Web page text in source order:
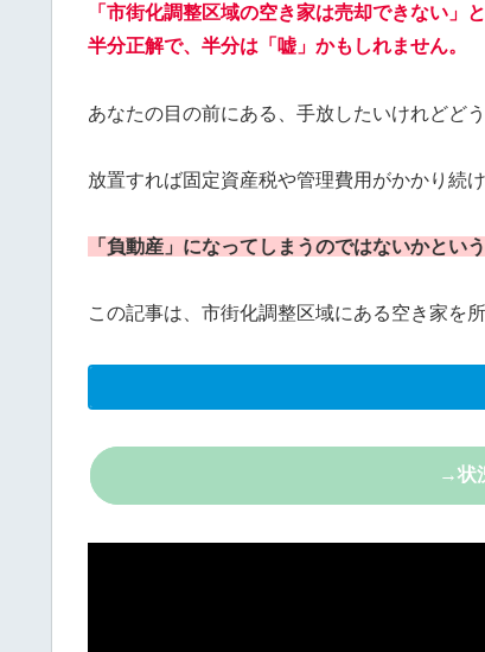
「市街化調整区域の空き家は売却できない」
半分正解で、半分は「嘘」かもしれません。
あなたの目の前にある、手放したいけれどど
放置すれば固定資産税や管理費用がかかり続
「負動産」になってしまうのではないかとい
この記事は、市街化調整区域にある空き家を
→状